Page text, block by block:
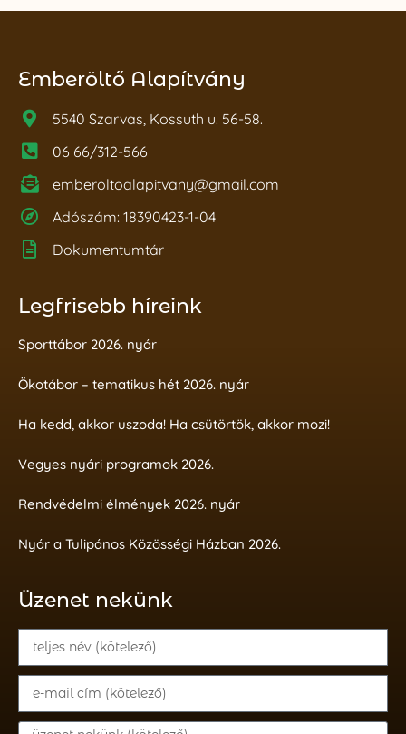
Emberöltő Alapítvány
5540 Szarvas, Kossuth u. 56-58.
06 66/312-566
emberoltoalapitvany@gmail.com
Adószám: 18390423-1-04
Dokumentumtár
Legfrisebb híreink
Sporttábor 2026. nyár
Ökotábor – tematikus hét 2026. nyár
Ha kedd, akkor uszoda! Ha csütörtök, akkor mozi!
Vegyes nyári programok 2026.
Rendvédelmi élmények 2026. nyár
Nyár a Tulipános Közösségi Házban 2026.
Üzenet nekünk